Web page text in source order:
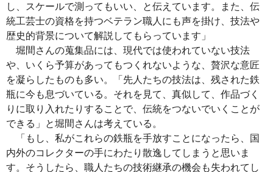
し、スケールで測ってもいい、と伝えています。また、伝
統工芸士の資格を持つベテラン職人にも声を掛け、技法や
歴史的背景について解説してもらっています」
堀間さんの蒐集品には、現代では使われていない技法
や、いくら予算があってもつくれないような、贅沢な意匠
を凝らしたものも多い。「先人たちの技法は、残された鉄
瓶に今も息づいている。それを見て、真似して、作品づく
りに取り入れたりすることで、伝統をつないでいくことが
できる」と堀間さんは考えている。
「もし、私がこれらの鉄瓶を手放すことになったら、国
内外のコレクターの手にわたり散逸してしまうと思いま
す。そうしたら、職人たちの技術継承の機会も失われてし